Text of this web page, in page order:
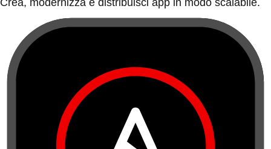
Crea, modernizza e distribuisci app in modo scalabile.